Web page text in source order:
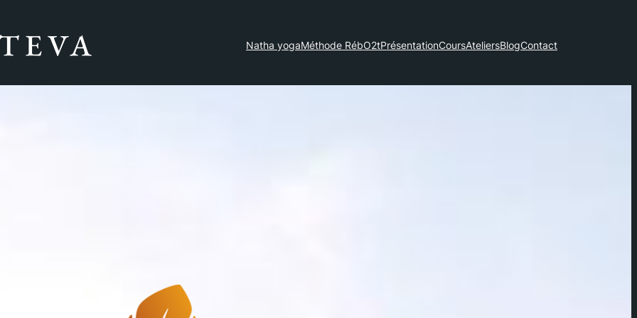
Natha yogaMéthode RébO2tPrésentationCoursAteliersBlogContact